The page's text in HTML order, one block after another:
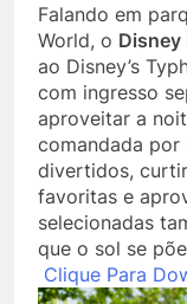
Falando em
World, o Disney
ao Disney’s
com ingresso
aproveitar a
comandada por
divertidos,
favoritas e
selecionadas
que o sol se
Clique Para